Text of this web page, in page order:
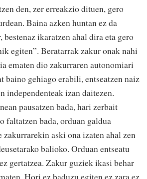
den, zer erreakzio dituen, gero
Baina azken huntan ez da
bestenaz ikaratzen ahal dira eta gero
egiten”. Beratarrak zakur onak nahi
ematen dio zakurraren autonomiari
baino gehiago erabili, entseatzen naiz
independenteak izan daitezen.
pausatzen bada, hari zerbait
faltatzen bada, orduan galdua
zakurrarekin aski ona izaten ahal zen
balioko. Orduan entseatu
gertatzea. Zakur guziek ikasi behar
Hori ez baduzu egiten ez zara ez